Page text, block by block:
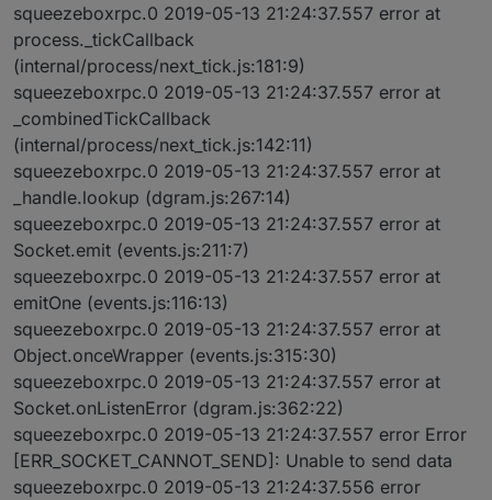
squeezeboxrpc.0 2019-05-13 21:24:37.557 error at
process._tickCallback
(internal/process/next_tick.js:181:9)
squeezeboxrpc.0 2019-05-13 21:24:37.557 error at
_combinedTickCallback
(internal/process/next_tick.js:142:11)
squeezeboxrpc.0 2019-05-13 21:24:37.557 error at
_handle.lookup (dgram.js:267:14)
squeezeboxrpc.0 2019-05-13 21:24:37.557 error at
Socket.emit (events.js:211:7)
squeezeboxrpc.0 2019-05-13 21:24:37.557 error at
emitOne (events.js:116:13)
squeezeboxrpc.0 2019-05-13 21:24:37.557 error at
Object.onceWrapper (events.js:315:30)
squeezeboxrpc.0 2019-05-13 21:24:37.557 error at
Socket.onListenError (dgram.js:362:22)
squeezeboxrpc.0 2019-05-13 21:24:37.557 error Error
[ERR_SOCKET_CANNOT_SEND]: Unable to send data
squeezeboxrpc.0 2019-05-13 21:24:37.556 error